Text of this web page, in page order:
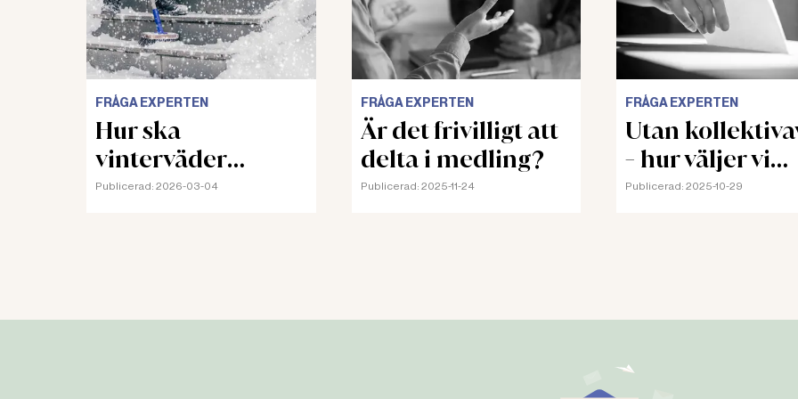
FRÅGA EXPERTEN
Hur ska
vinterväder
riskbedömas?
Publicerad: 2026-03-04
FRÅGA EXPERTEN
Är det frivilligt att
delta i medling?
Publicerad: 2025-11-24
FRÅGA EXPERTEN
Utan
- hur väljer vi
skyddsombud?
Publicerad: 2025-10-29